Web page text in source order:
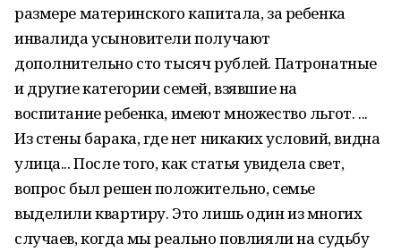
размере материнского капитала, за ребенка
инвалида усыновители получают
дополнительно сто тысяч рублей. Патронатные
и другие категории семей, взявшие на
воспитание ребенка, имеют множество льгот. ...
Из стены барака, где нет никаких условий, видна
улица... После того, как статья увидела свет,
вопрос был решен положительно, семье
выделили квартиру. Это лишь один из многих
случаев, когда мы реально повлияли на судьбу